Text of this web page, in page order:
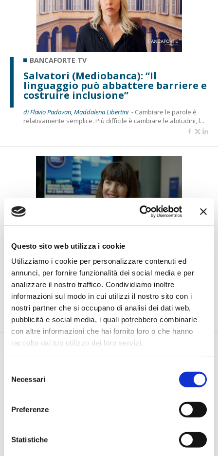
Questo sito web utilizza i cookie
Utilizziamo i cookie per personalizzare contenuti ed
annunci, per fornire funzionalità dei social media e per
analizzare il nostro traffico. Condividiamo inoltre
informazioni sul modo in cui utilizzi il nostro sito con i
nostri partner che si occupano di analisi dei dati web,
pubblicità e social media, i quali potrebbero combinarle
con altre informazioni che hai fornito loro o che hanno
raccolto dal tuo utilizzo dei loro servizi.
delNecessari
Preferenze
Statistiche
BANCAFORTE TV
Salvatori (Mediobanca): “Il
linguaggio può abbattere barriere e
costruire inclusione”
di Flavio Padovan, Maddalena Libertini - Cambiare le parole è
relativamente semplice. Più difficile è cambiare le abitudini, l...
BANCAFORTE TV
Petrella (BPER Banca): “La GenAI
rafforza i controlli e valorizza il
lavoro degli analisti”
di Flavio Padovan, Maddalena Libertini -Rendere i controlli di
secondo livello più strutturati, standardizzati e capaci di le...
Fracassi (Multiply Group): "L’AI va